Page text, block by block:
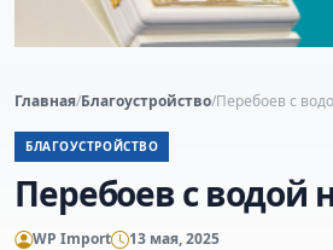
Главная/Благоустройство/Перебоев с
БЛАГОУСТРОЙСТВО
Перебоев с водой
WP Import 13 мая, 2025